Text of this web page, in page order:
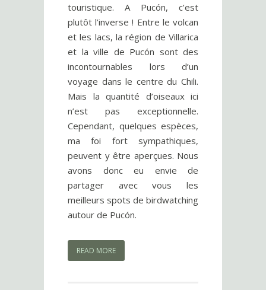
touristique. A Pucón, c’est
plutôt l’inverse ! Entre le volcan
et les lacs, la région de Villarica
et la ville de Pucón sont des
incontournables lors d’un
voyage dans le centre du Chili.
Mais la quantité d’oiseaux ici
n’est pas exceptionnelle.
Cependant, quelques espèces,
ma foi fort sympathiques,
peuvent y être aperçues. Nous
avons donc eu envie de
partager avec vous les
meilleurs spots de birdwatching
autour de Pucón.
READ MORE